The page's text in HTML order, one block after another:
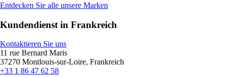
Entdecken Sie alle unsere Marken
Kundendienst in Frankreich
Kontaktieren Sie uns
11 rue Bernard Maris
37270 Montlouis-sur-Loire, Frankreich
+33 1 86 47 62 58